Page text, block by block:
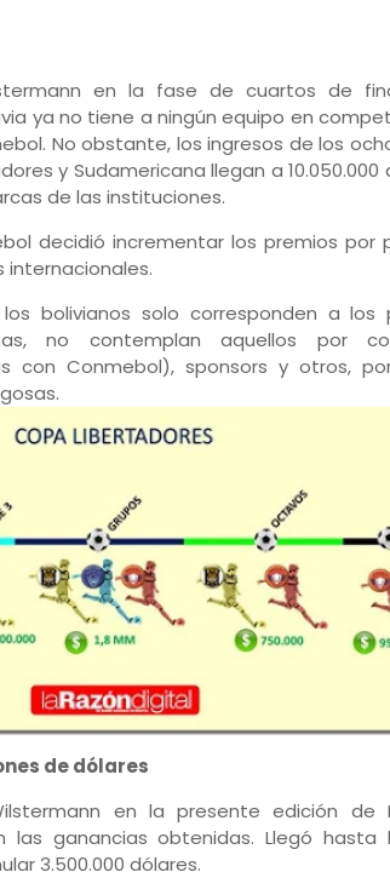
en la fase de cuartos de
ya no tiene a ningún equipo en
No obstante, los ingresos de los
y Sudamericana llegan a 10.050.000
de las instituciones.
decidió incrementar los premios por
internacionales.
bolivianos solo corresponden a los
no contemplan aquellos por
con Conmebol), sponsors y otros,
de dólares
en la presente edición de
ganancias obtenidas. Llegó hasta
3.500.000 dólares.